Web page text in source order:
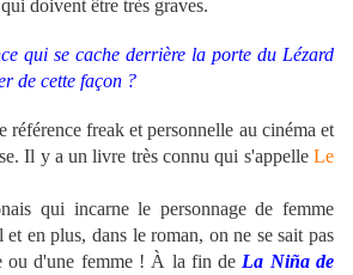
doivent être très graves.
qui se cache derrière la porte du Lézard
de cette façon ?
référence freak et personnelle au cinéma et
Il y a un livre très connu qui s'appelle Le
qui incarne le personnage de femme
en plus, dans le roman, on ne se sait pas
ou d'une femme ! À la fin de La Niña de